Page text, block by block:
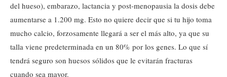
del hueso), embarazo, lactancia y post-menopausia la dosis debe
aumentarse a 1.200 mg. Esto no quiere decir que si tu hijo toma
mucho calcio, forzosamente llegará a ser el más alto, ya que su
talla viene predeterminada en un 80% por los genes. Lo que sí
tendrá seguro son huesos sólidos que le evitarán fracturas
cuando sea mayor.